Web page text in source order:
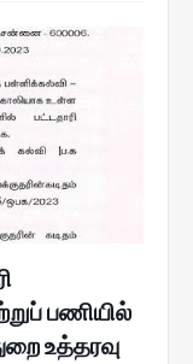
பணியில்
உத்தரவு